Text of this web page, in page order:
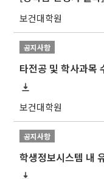
보건대학원
공지사항
타전공 및 학사과목
보건대학원
공지사항